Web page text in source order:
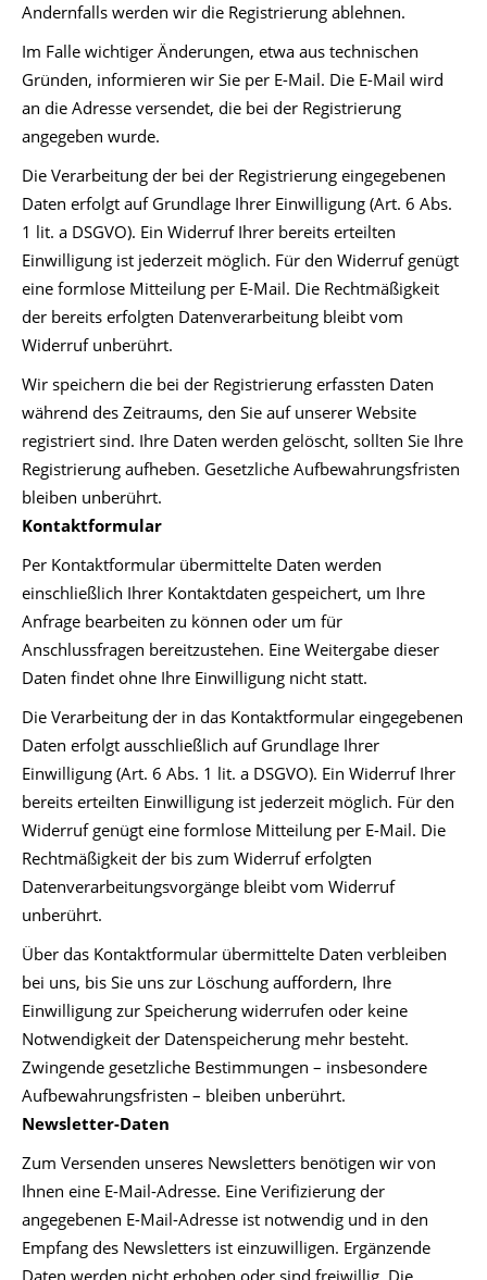
Andernfalls werden wir die Registrierung ablehnen.
Im Falle wichtiger Änderungen, etwa aus technischen
Gründen, informieren wir Sie per E-Mail. Die E-Mail wird
an die Adresse versendet, die bei der Registrierung
angegeben wurde.
Die Verarbeitung der bei der Registrierung eingegebenen
Daten erfolgt auf Grundlage Ihrer Einwilligung (Art. 6 Abs.
1 lit. a DSGVO). Ein Widerruf Ihrer bereits erteilten
Einwilligung ist jederzeit möglich. Für den Widerruf genügt
eine formlose Mitteilung per E-Mail. Die Rechtmäßigkeit
der bereits erfolgten Datenverarbeitung bleibt vom
Widerruf unberührt.
Wir speichern die bei der Registrierung erfassten Daten
während des Zeitraums, den Sie auf unserer Website
registriert sind. Ihre Daten werden gelöscht, sollten Sie Ihre
Registrierung aufheben. Gesetzliche Aufbewahrungsfristen
bleiben unberührt.
Kontaktformular
Per Kontaktformular übermittelte Daten werden
einschließlich Ihrer Kontaktdaten gespeichert, um Ihre
Anfrage bearbeiten zu können oder um für
Anschlussfragen bereitzustehen. Eine Weitergabe dieser
Daten findet ohne Ihre Einwilligung nicht statt.
Die Verarbeitung der in das Kontaktformular eingegebenen
Daten erfolgt ausschließlich auf Grundlage Ihrer
Einwilligung (Art. 6 Abs. 1 lit. a DSGVO). Ein Widerruf Ihrer
bereits erteilten Einwilligung ist jederzeit möglich. Für den
Widerruf genügt eine formlose Mitteilung per E-Mail. Die
Rechtmäßigkeit der bis zum Widerruf erfolgten
Datenverarbeitungsvorgänge bleibt vom Widerruf
unberührt.
Über das Kontaktformular übermittelte Daten verbleiben
bei uns, bis Sie uns zur Löschung auffordern, Ihre
Einwilligung zur Speicherung widerrufen oder keine
Notwendigkeit der Datenspeicherung mehr besteht.
Zwingende gesetzliche Bestimmungen – insbesondere
Aufbewahrungsfristen – bleiben unberührt.
Newsletter-Daten
Zum Versenden unseres Newsletters benötigen wir von
Ihnen eine E-Mail-Adresse. Eine Verifizierung der
angegebenen E-Mail-Adresse ist notwendig und in den
Empfang des Newsletters ist einzuwilligen. Ergänzende
Daten werden nicht erhoben oder sind freiwillig. Die